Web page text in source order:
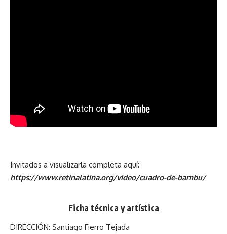
Invitados a visualizarla completa aquí:
https://www.retinalatina.org/video/cuadro-de-bambu/
Ficha técnica y artística
DIRECCIÓN: Santiago Fierro Tejada